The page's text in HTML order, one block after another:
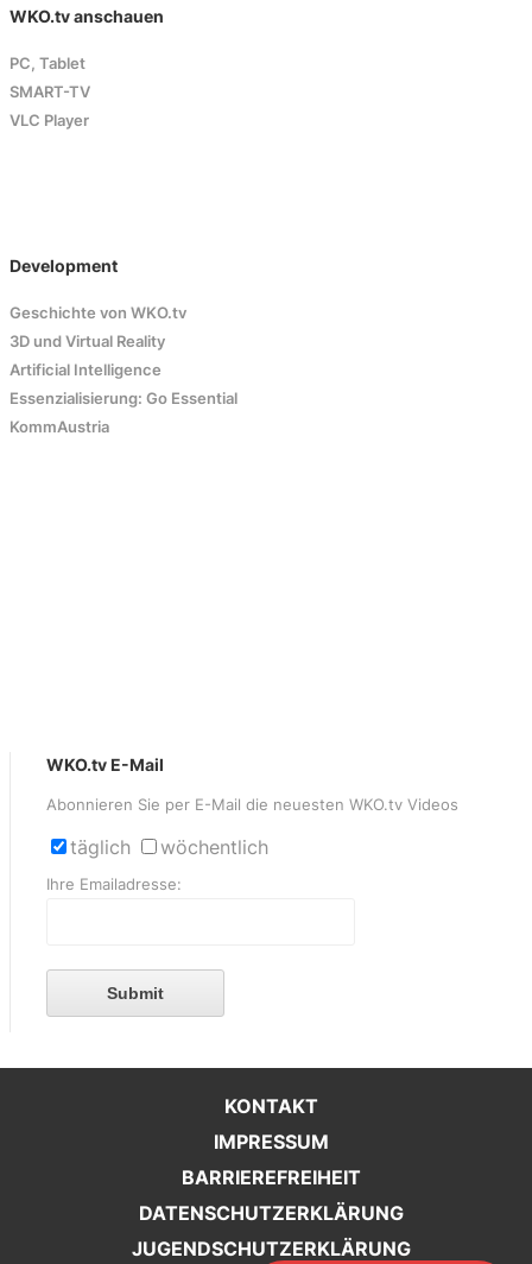
WKO.tv anschauen
PC, Tablet
SMART-TV
VLC Player
Development
Geschichte von WKO.tv
3D und Virtual Reality
Artificial Intelligence
Essenzialisierung: Go Essential
KommAustria
WKO.tv E-Mail
Abonnieren Sie per E-Mail die neuesten WKO.tv Videos
täglich wöchentlich
Ihre Emailadresse:
Submit
KONTAKT
IMPRESSUM
BARRIEREFREIHEIT
DATENSCHUTZERKLÄRUNG
JUGENDSCHUTZERKLÄRUNG